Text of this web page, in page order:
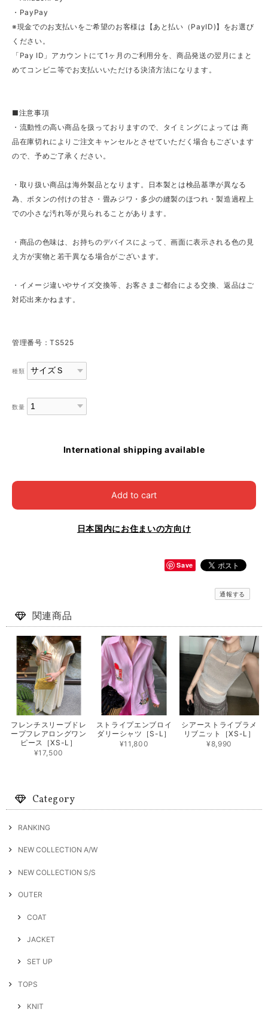
・PayPay
※現金でのお支払いをご希望のお客様は【あと払い（PayID)】をお選び
ください。
「Pay ID」アカウントにて1ヶ月のご利用分を、商品発送の翌月にまと
めてコンビニ等でお支払いいただける決済方法になります。
■注意事項
・流動性の高い商品を扱っておりますので、タイミングによっては 商
品在庫切れによりご注文キャンセルとさせていただく場合もございます
ので、予めご了承ください。
・取り扱い商品は海外製品となります。日本製とは検品基準が異なる
為、ボタンの付けの甘さ・畳みジワ・多少の縫製のほつれ・製造過程上
での小さな汚れ等が見られることがあります。
・商品の色味は、お持ちのデバイスによって、画面に表示される色の見
え方が実物と若干異なる場合がございます。
・イメージ違いやサイズ交換等、お客さまご都合による交換、返品はご
対応出来かねます。
管理番号：TS525
種類
数量
International shipping available
Add to cart
日本国内にお住まいの方向け
Save
通報する
関連商品
フレンチスリーブドレ
ープフレアロングワン
ピース［XS-L］
¥17,500
ストライプエンブロイ
ダリーシャツ［S-L］
¥11,800
シアーストライプラメ
リブニット［XS-L］
¥8,990
Category
RANKING
NEW COLLECTION A/W
NEW COLLECTION S/S
OUTER
COAT
JACKET
SET UP
TOPS
KNIT